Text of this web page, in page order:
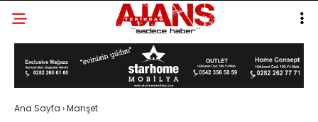
Ana Sayfa ›Manşet